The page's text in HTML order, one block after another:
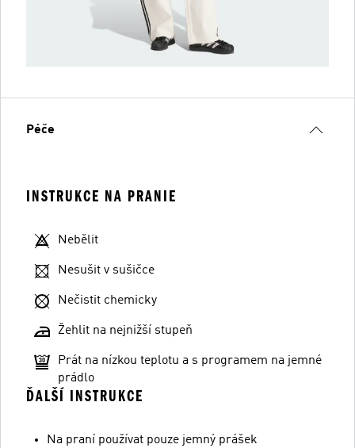
Péče
INSTRUKCE NA PRANIE
Nebělit
Nesušit v sušičce
Nečistit chemicky
Žehlit na nejnižší stupeň
Prát na nízkou teplotu a s programem na jemné
prádlo
ĎALŠÍ INSTRUKCE
Na praní používat pouze jemný prášek